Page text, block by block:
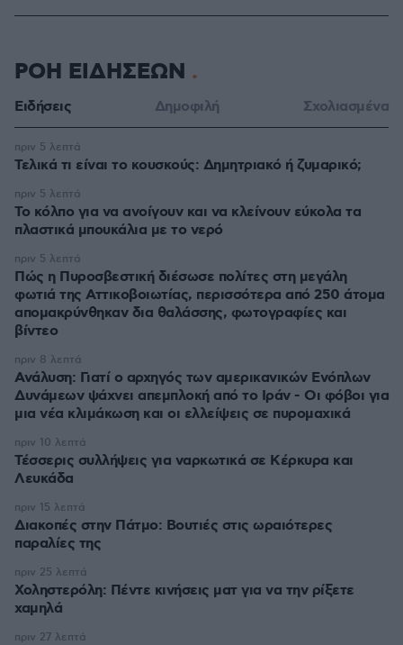
ΡΟΗ ΕΙΔΗΣΕΩΝ
Ειδήσεις Δημοφιλή Σχολιασμένα
Τελικά τι είναι το κουσκούς: Δημητριακό ή ζυμαρικό;
πριν 5 λεπτά
Το κόλπο για να ανοίγουν και να κλείνουν εύκολα τα
πλαστικά μπουκάλια με το νερό
πριν 5 λεπτά
Πώς η Πυροσβεστική διέσωσε πολίτες στη μεγάλη
φωτιά της Αττικοβοιωτίας, περισσότερα από 250 άτομα
απομακρύνθηκαν δια θαλάσσης, φωτογραφίες και
βίντεο
πριν 5 λεπτά
Ανάλυση: Γιατί ο αρχηγός των αμερικανικών Ενόπλων
Δυνάμεων ψάχνει απεμπλοκή από το Ιράν - Οι φόβοι για
μια νέα κλιμάκωση και οι ελλείψεις σε πυρομαχικά
πριν 8 λεπτά
Τέσσερις συλλήψεις για ναρκωτικά σε Κέρκυρα και
Λευκάδα
πριν 10 λεπτά
Διακοπές στην Πάτμο: Βουτιές στις ωραιότερες
παραλίες της
πριν 15 λεπτά
Χοληστερόλη: Πέντε κινήσεις ματ για να την ρίξετε
χαμηλά
πριν 25 λεπτά
πριν 27 λεπτά